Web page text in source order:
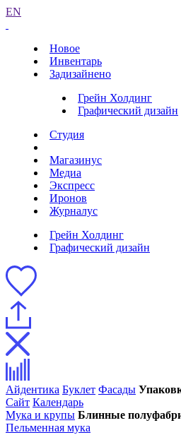
EN
Новое
Инвентарь
Задизайнено
Грейн Холдинг
Графический дизайн
Студия
Магазинус
Медиа
Экспресс
Иронов
Журналус
Грейн Холдинг
Графический дизайн
Айдентика Буклет Фасады
Сайт Календарь
Мука и крупы Блинные
Пельменная мука